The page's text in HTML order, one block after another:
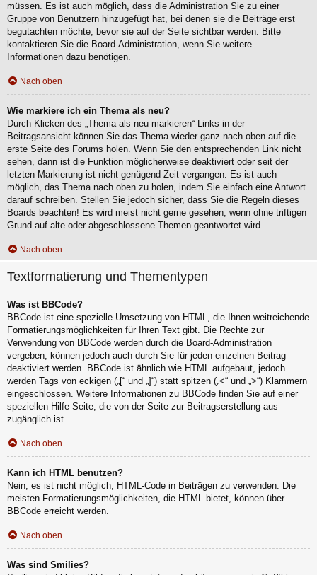
müssen. Es ist auch möglich, dass die Administration Sie zu einer
Gruppe von Benutzern hinzugefügt hat, bei denen sie die Beiträge erst
begutachten möchte, bevor sie auf der Seite sichtbar werden. Bitte
kontaktieren Sie die Board-Administration, wenn Sie weitere
Informationen dazu benötigen.
Nach oben
Wie markiere ich ein Thema als neu?
Durch Klicken des „Thema als neu markieren“-Links in der
Beitragsansicht können Sie das Thema wieder ganz nach oben auf die
erste Seite des Forums holen. Wenn Sie den entsprechenden Link nicht
sehen, dann ist die Funktion möglicherweise deaktiviert oder seit der
letzten Markierung ist nicht genügend Zeit vergangen. Es ist auch
möglich, das Thema nach oben zu holen, indem Sie einfach eine Antwort
darauf schreiben. Stellen Sie jedoch sicher, dass Sie die Regeln dieses
Boards beachten! Es wird meist nicht gerne gesehen, wenn ohne triftigen
Grund auf alte oder abgeschlossene Themen geantwortet wird.
Nach oben
Textformatierung und Thementypen
Was ist BBCode?
BBCode ist eine spezielle Umsetzung von HTML, die Ihnen weitreichende
Formatierungsmöglichkeiten für Ihren Text gibt. Die Rechte zur
Verwendung von BBCode werden durch die Board-Administration
vergeben, können jedoch auch durch Sie für jeden einzelnen Beitrag
deaktiviert werden. BBCode ist ähnlich wie HTML aufgebaut, jedoch
werden Tags von eckigen („[“ und „]“) statt spitzen („<“ und „>“) Klammern
eingeschlossen. Weitere Informationen zu BBCode finden Sie auf einer
speziellen Hilfe-Seite, die von der Seite zur Beitragserstellung aus
zugänglich ist.
Nach oben
Kann ich HTML benutzen?
Nein, es ist nicht möglich, HTML-Code in Beiträgen zu verwenden. Die
meisten Formatierungsmöglichkeiten, die HTML bietet, können über
BBCode erreicht werden.
Nach oben
Was sind Smilies?